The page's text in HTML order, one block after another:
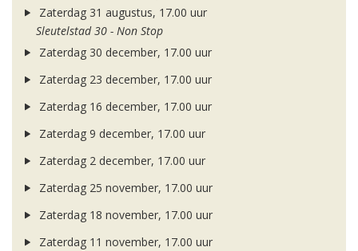
Zaterdag 31 augustus, 17.00 uur
Sleutelstad 30 - Non Stop
Zaterdag 30 december, 17.00 uur
Zaterdag 23 december, 17.00 uur
Zaterdag 16 december, 17.00 uur
Zaterdag 9 december, 17.00 uur
Zaterdag 2 december, 17.00 uur
Zaterdag 25 november, 17.00 uur
Zaterdag 18 november, 17.00 uur
Zaterdag 11 november, 17.00 uur